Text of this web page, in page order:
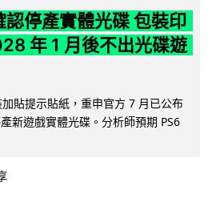
停產實體光碟 包裝印
年 1 月後不出光碟遊
貼提示貼紙，重申官方 7 月已公布
新遊戲實體光碟。分析師預期 PS6